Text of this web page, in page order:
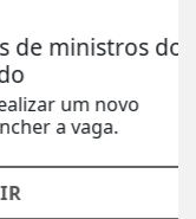
ministros do
um novo
a vaga.